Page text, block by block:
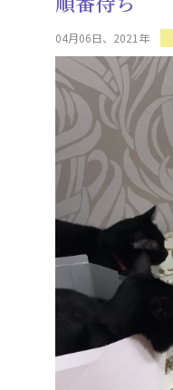
04月06日、2021年